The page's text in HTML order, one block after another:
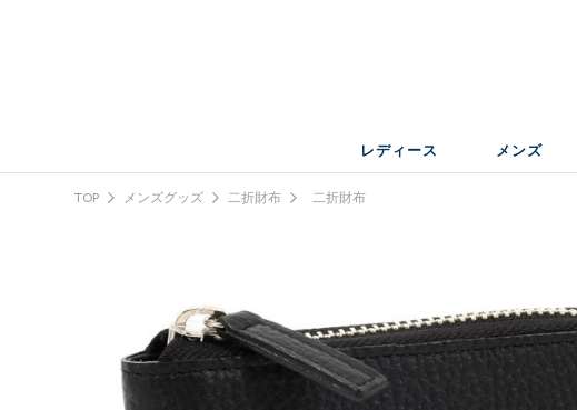
レディース メンズ
TOP メンズグッズ 二折財布 二折財布